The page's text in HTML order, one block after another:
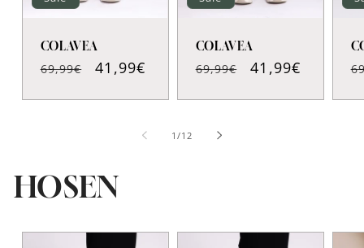
COLAVEA
Normaler
69,99€ Verkaufspreis
41,99€
COLAVEA
Normaler
69,99€ Verkaufspreis
41,99€
1/von
12
HOSEN